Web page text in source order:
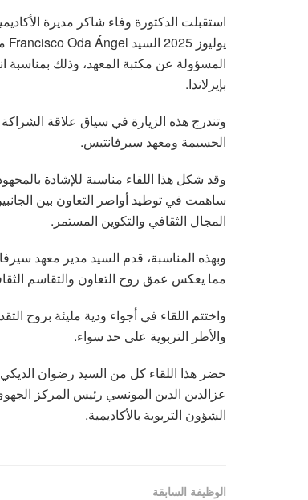
المسؤولة عن مكتبة المعهد، وذلك بمناسبة
بإيرلاندا.
وتندرج هذه الزيارة في سياق علاقة الشراكة
الحسيمة ومعهد سيرفانتيس.
ساهمت في توطيد أواصر التعاون بين
المجال الثقافي والتكوين المستمر.
وبهذه المناسبة، قدم السيد مدير معهد
مما يعكس عمق روح التعاون والتقاسم
واختتم اللقاء في أجواء ودية مليئة بروح
والأطر التربوية على حد سواء.
حضر هذا اللقاء كل من السيد رضوان الديكي،
عزالدين الدين المونسي رئيس المركز
الشؤون التربوية بالأكاديمية.
الوظيفة السابقة